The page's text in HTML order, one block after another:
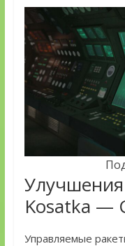
Kosatka —
Управляемые